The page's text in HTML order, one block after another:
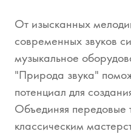
От изысканных
современных звуков
музыкальное
"Природа звука"
потенциал для
Объединяя передовые
классическим